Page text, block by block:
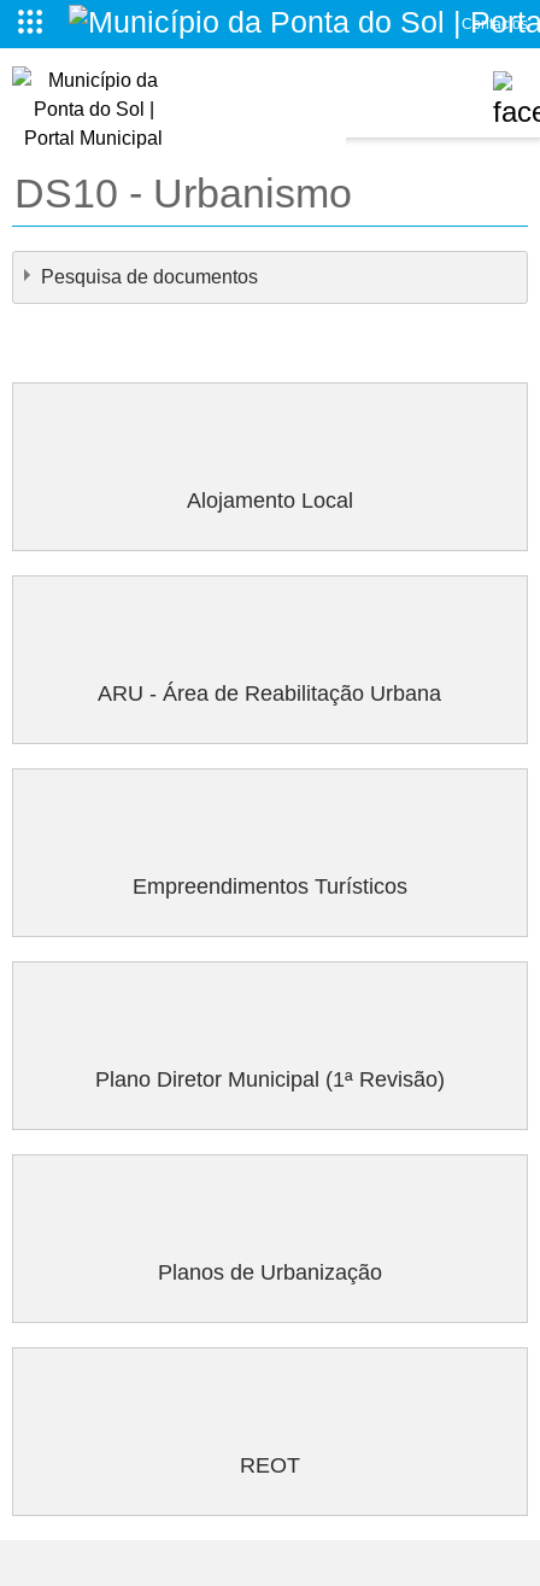
da Ponta do Sol
Contactos
DS10 - Urbanismo
Pesquisa de documentos
Alojamento Local
ARU - Área de Reabilitação Urbana
Empreendimentos Turísticos
Plano Diretor Municipal (1ª Revisão)
Planos de Urbanização
REOT